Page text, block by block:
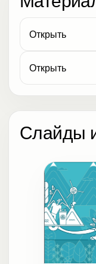
Открыть
Открыть
Слайды